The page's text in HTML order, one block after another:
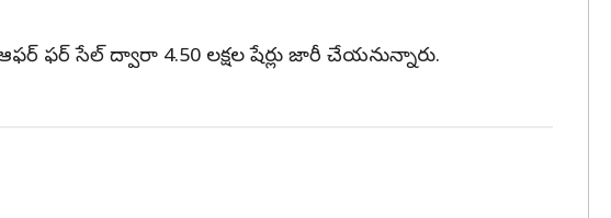
ఫర్‌ సేల్‌ ద్వారా 4.50 లక్షల షేర్లు జారీ చేయనున్నారు.